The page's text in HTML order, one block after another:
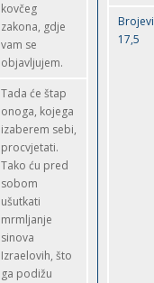
kovčeg
zakona, gdje
vam se
objavljujem.
Tada će štap
onoga, kojega
izaberem sebi,
procvjetati.
Tako ću pred
sobom
ušutkati
mrmljanje
sinova
Izraelovih, što
ga podižu
Brojevi
17,5